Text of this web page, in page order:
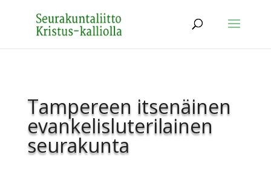
Tampereen itsenäinen
evankelisluterilainen
seurakunta